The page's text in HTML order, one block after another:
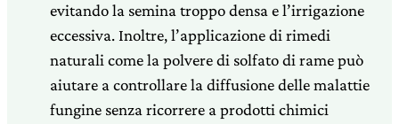
evitando la semina troppo densa e l’irrigazione
eccessiva. Inoltre, l’applicazione di rimedi
naturali come la polvere di solfato di rame può
aiutare a controllare la diffusione delle malattie
fungine senza ricorrere a prodotti chimici